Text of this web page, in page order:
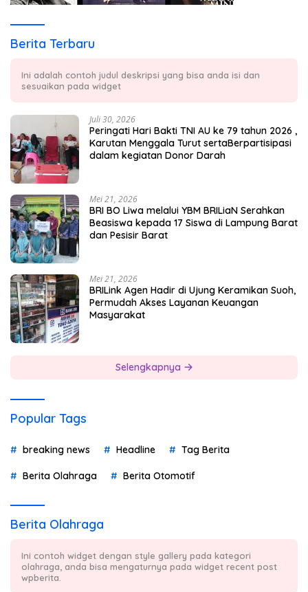
Berita Terbaru
Ini adalah contoh judul deskripsi yang bisa anda isi dan
sesuaikan pada widget
Juli 30, 2026
Peringati Hari Bakti TNI AU ke 79 tahun 2026 ,
Karutan Menggala Turut sertaBerpartisipasi
dalam kegiatan Donor Darah
Mei 21, 2026
BRI BO Liwa melalui YBM BRILiaN Serahkan
Beasiswa kepada 17 Siswa di Lampung Barat
dan Pesisir Barat
Mei 21, 2026
BRILink Agen Hadir di Ujung Keramikan Suoh,
Permudah Akses Layanan Keuangan
Masyarakat
Selengkapnya
Popular Tags
breaking news Headline Tag Berita
Berita Olahraga Berita Otomotif
Berita Olahraga
Ini contoh widget dengan style gallery pada kategori
olahraga, anda bisa mengaturnya pada widget recent post
wpberita.